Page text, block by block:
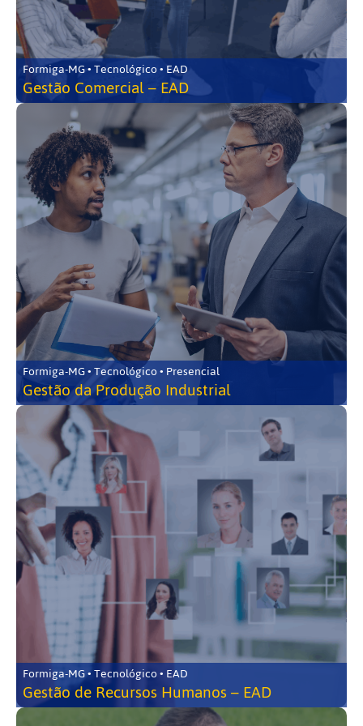
Formiga-MG • Tecnológico • EAD
Gestão Comercial – EAD
Formiga-MG • Tecnológico • Presencial
Gestão da Produção Industrial
Formiga-MG • Tecnológico • EAD
Gestão de Recursos Humanos – EAD